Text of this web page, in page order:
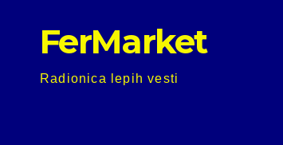
FerMarket
Radionica lepih vesti